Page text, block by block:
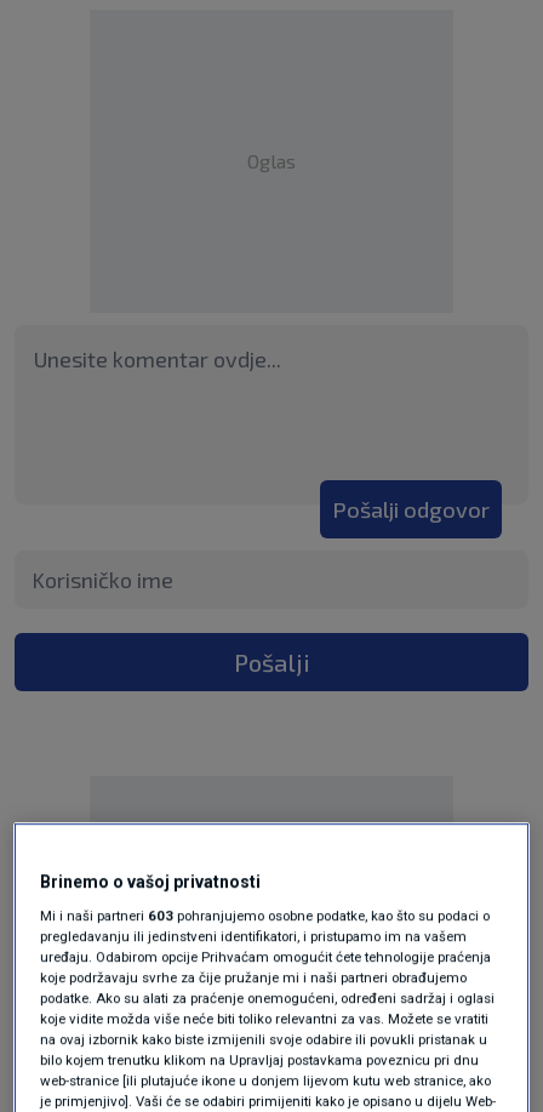
Oglas
Pošalji odgovor
Pošalji
Oglas
Brinemo o vašoj privatnosti
Mi i naši partneri 603 pohranjujemo osobne podatke, kao što su podaci o
pregledavanju ili jedinstveni identifikatori, i pristupamo im na vašem
uređaju. Odabirom opcije Prihvaćam omogućit ćete tehnologije praćenja
koje podržavaju svrhe za čije pružanje mi i naši partneri obrađujemo
podatke. Ako su alati za praćenje onemogućeni, određeni sadržaj i oglasi
koje vidite možda više neće biti toliko relevantni za vas. Možete se vratiti
na ovaj izbornik kako biste izmijenili svoje odabire ili povukli pristanak u
bilo kojem trenutku klikom na Upravljaj postavkama poveznicu pri dnu
web-stranice [ili plutajuće ikone u donjem lijevom kutu web stranice, ako
je primjenjivo]. Vaši će se odabiri primijeniti kako je opisano u dijelu Web-